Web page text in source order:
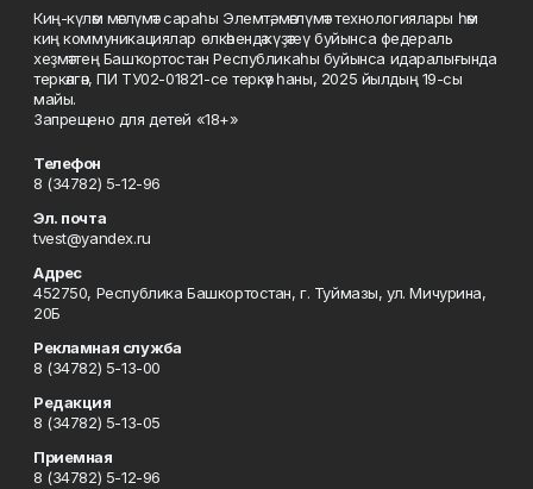
Киң-күләм мәғлүмәт сараһы Элемтә, мәғлүмәт технологиялары һәм
киң коммуникациялар өлкәһендә күҙәтеү буйынса федераль
хеҙмәттең Башҡортостан Республикаһы буйынса идаралығында
теркәлгән, ПИ ТУ02-01821-се теркәү һаны, 2025 йылдың 19-сы
майы.
Запрещено для детей «18+»
Телефон
8 (34782) 5-12-96
Эл. почта
tvest@yandex.ru
Адрес
452750, Республика Башкортостан, г. Туймазы, ул. Мичурина,
20Б
Рекламная служба
8 (34782) 5-13-00
Редакция
8 (34782) 5-13-05
Приемная
8 (34782) 5-12-96